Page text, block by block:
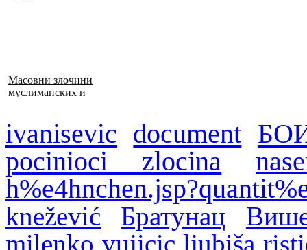
Масовни злочини
муслиманских и
ivanisevic document
pocinioci zlocina
knežević
Братунац
milenko vujicic ljubiša